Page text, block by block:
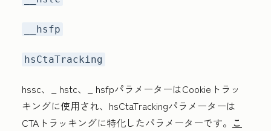
__hsfp
hsCtaTracking
hssc、_ hstc、_ hsfpパラメーターはCookieトラッ
キングに使用され、 hsCtaTrackingパラメーターは
CTAトラッキングに特化したパラメーターです。 こ